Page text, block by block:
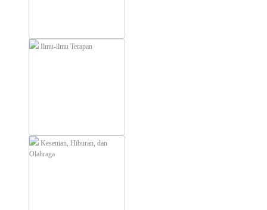
Ilmu-ilmu Terapan
Kesenian, Hiburan, dan
Olahraga